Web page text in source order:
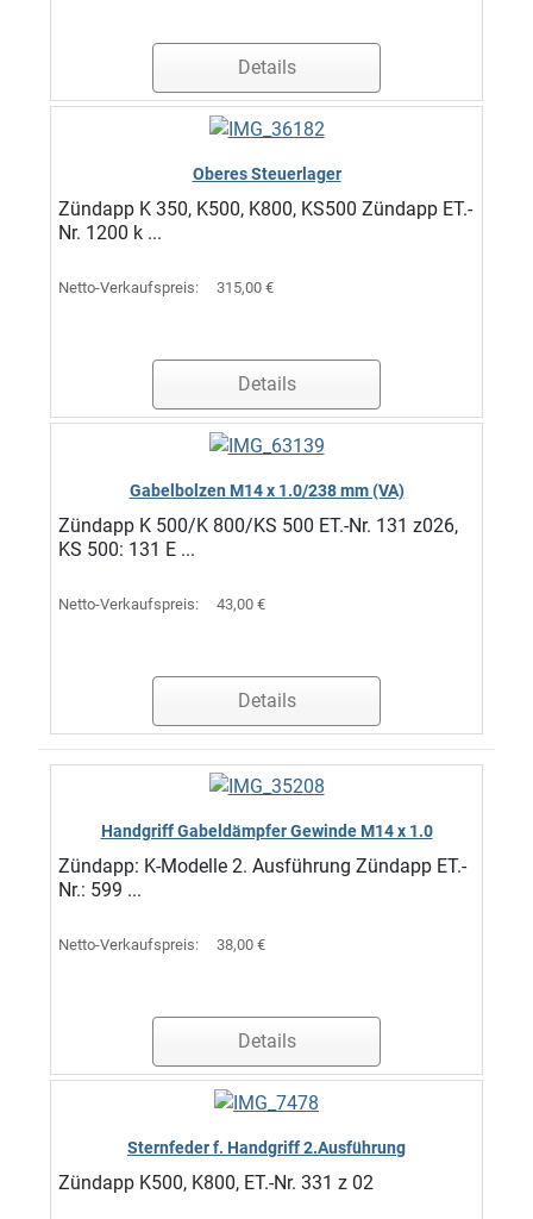
Details
Oberes Steuerlager
Zündapp K 350, K500, K800, KS500 Zündapp ET.-
Nr. 1200 k ...
Netto-Verkaufspreis: 315,00 €
Details
Gabelbolzen M14 x 1.0/238 mm (VA)
Zündapp K 500/K 800/KS 500 ET.-Nr. 131 z026,
KS 500: 131 E ...
Netto-Verkaufspreis: 43,00 €
Details
Handgriff Gabeldämpfer Gewinde M14 x 1.0
Zündapp: K-Modelle 2. Ausführung Zündapp ET.-
Nr.: 599 ...
Netto-Verkaufspreis: 38,00 €
Details
Sternfeder f. Handgriff 2.Ausführung
Zündapp K500, K800, ET.-Nr. 331 z 02